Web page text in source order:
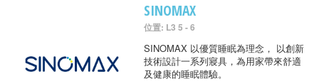
SINOMAX
位置: L3 5 - 6
SINOMAX 以優質睡眠為理念， 以創新
技術設計一系列寢具，為用家帶來舒適
及健康的睡眠體驗。